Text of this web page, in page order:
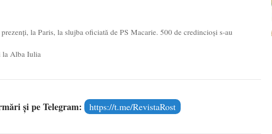
la Paris, la slujba oficiată de PS Macarie. 500 de credincioși s-au
la Alba Iulia
și pe Telegram: https://t.me/RevistaRost